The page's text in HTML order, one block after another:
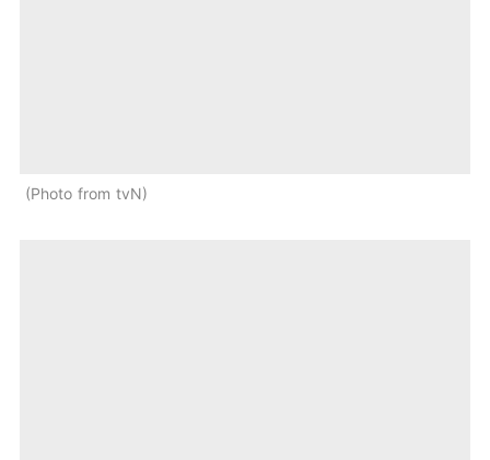
Photo from tvN